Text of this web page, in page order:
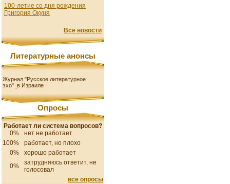
100-летие со дня рождения
Григория Окуня
Все новости
Литературные анонсы
Журнал "Русское литературное
эхо" в Израиле
Опросы
Работает ли система вопросов?
0%
нет не работает
100%
работает, но плохо
0%
хорошо работает
0%
затрудняюсь ответит, не
голосовал
все опросы